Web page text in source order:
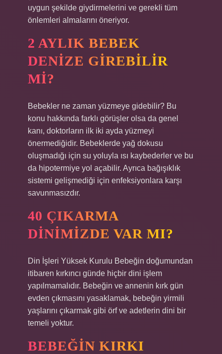
uygun şekilde giydirmelerini ve gerekli tüm
önlemleri almalarını öneriyor.
2 AYLIK BEBEK
DENIZE GIREBILIR
MI?
Bebekler ne zaman yüzmeye gidebilir? Bu
konu hakkında farklı görüşler olsa da genel
kanı, doktorların ilk iki ayda yüzmeyi
önermediğidir. Bebeklerde yağ dokusu
oluşmadığı için su yoluyla ısı kaybederler ve bu
da hipotermiye yol açabilir. Ayrıca bağışıklık
sistemi gelişmediği için enfeksiyonlara karşı
savunmasızdır.
40 ÇIKARMA
DINIMIZDE VAR MI?
Din İşleri Yüksek Kurulu Bebeğin doğumundan
itibaren kırkıncı günde hiçbir dini işlem
yapılmamalıdır. Bebeğin ve annenin kırk gün
evden çıkmasını yasaklamak, bebeğin yirmili
yaşlarını çıkarmak gibi örf ve adetlerin dini bir
temeli yoktur.
BEBEĞIN KIRKI